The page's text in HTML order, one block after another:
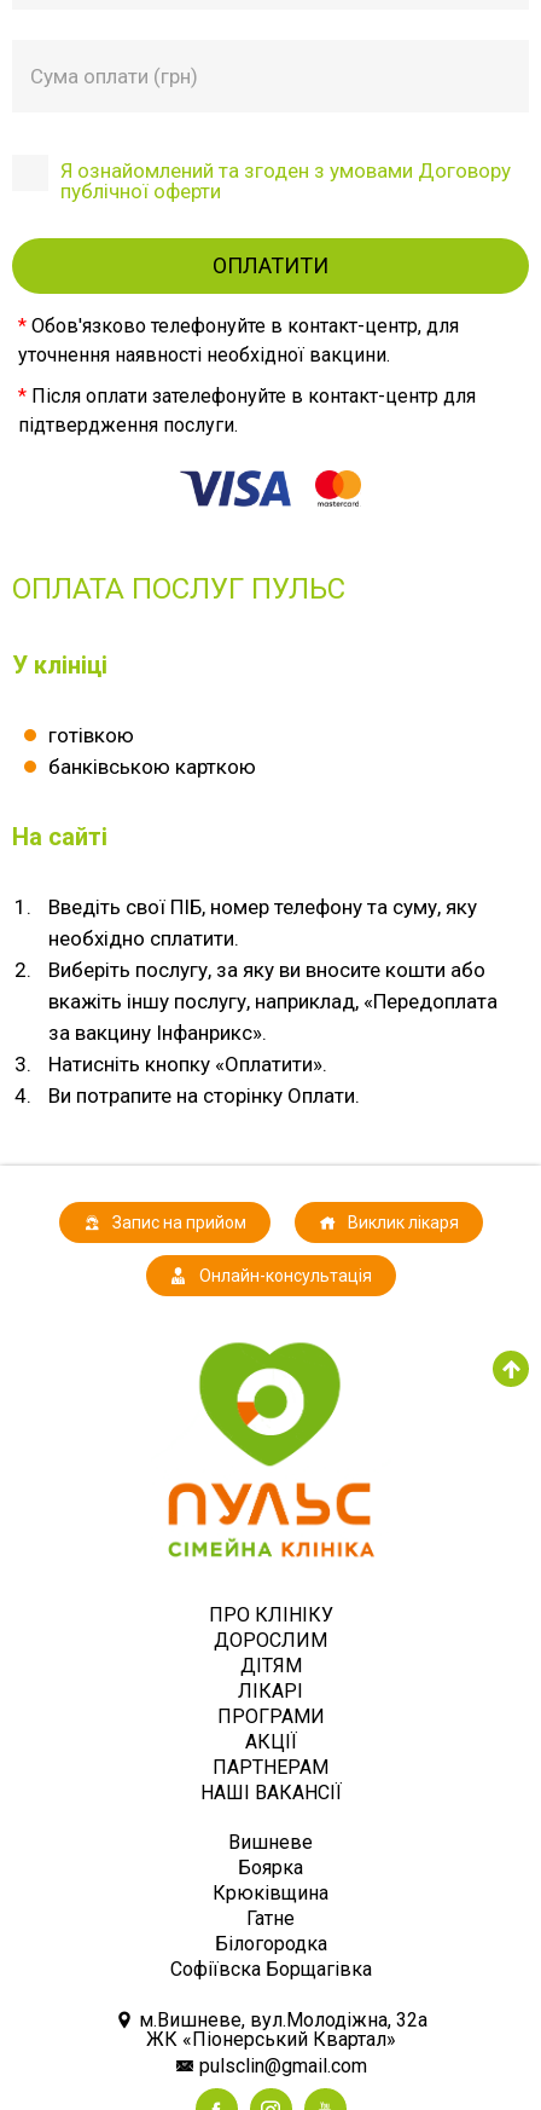
ОПЛАТА ПОСЛУГ ПУЛЬС
У клініці
готівкою
банківською карткою
На сайті
Введіть свої ПІБ, номер телефону та суму, яку
необхідно сплатити.
Виберіть послугу, за яку ви вносите кошти або
вкажіть іншу послугу, наприклад, «Передоплата
за вакцину Інфанрикс».
Натисніть кнопку «Оплатити».
Ви потрапите на сторінку Оплати.
Я ознайомлений та згоден з умовами Договору
публічної оферти
ОПЛАТИТИ
* Обов'язково телефонуйте в контакт-центр, для
уточнення наявності необхідної вакцини.
* Після оплати зателефонуйте в контакт-центр для
підтвердження послуги.
Запис на прийом Виклик лікаря
Онлайн-консультація
ПРО КЛІНІКУ
ДОРОСЛИМ
ДІТЯМ
ЛІКАРІ
ПРОГРАМИ
АКЦІЇ
ПАРТНЕРАМ
НАШІ ВАКАНСІЇ
Вишневе
Боярка
Крюківщина
Гатне
Білогородка
Софіївска Борщагівка
м.Вишневе, вул.Молодіжна, 32а
ЖК «Піонерський Квартал»
pulsclin@gmail.com